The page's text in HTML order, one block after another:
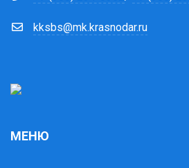
kksbs@mk.krasnodar.ru
МЕНЮ